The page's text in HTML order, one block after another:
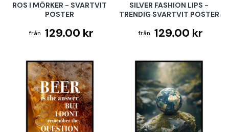
ROS I MÖRKER - SVARTVIT
POSTER
129.00 kr
SILVER FASHION LIPS -
TRENDIG SVARTVIT POSTER
129.00 kr